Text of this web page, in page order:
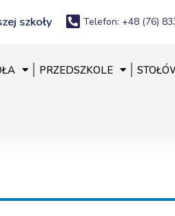
szkoły Telefon: +48 (76)
PRZEDSZKOLE